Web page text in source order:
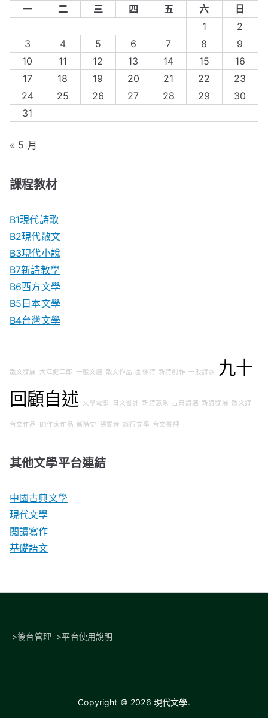
一
二 三 四 五 六
日
1
2
3
4 5 6 7 8
9
10
11 12 13 14 15
16
17
18 19 20 21 22
23
24
25 26 27 28 29
30
31
« 5 月
課程教材
B1現代詩歌
B2現代散文
B3現代小說
B7新詩教學
B6西方文學
B5日本文學
B4台灣文學
散文發展 大江健三郎 一般文選 散文作品 圖像詩 新詩創作 一般詩歌
九十
回顧自述
文學電影 日文書評 新詩意象 古典詩選 新詩發展 散文詩
台文作品 B1作家作品 新詩史 張愛玲 旅行文學 台文書評
其他文學平台連結
中國古典文學
現代文學
閱讀寫作
基礎語文
>後台管理 >平台使用說明
Copyright © 2026 現代文學.